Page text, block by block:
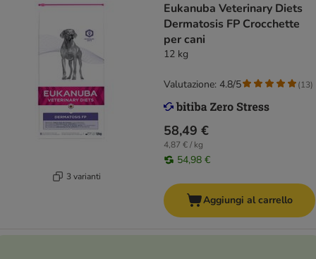
3 varianti
Eukanuba Veterinary Diets
Dermatosis FP Crocchette
per cani
12 kg
58,49 €
4,87 € / kg
54,98 €
Valutazione: 4.8/5 (13)
Aggiungi al carrello